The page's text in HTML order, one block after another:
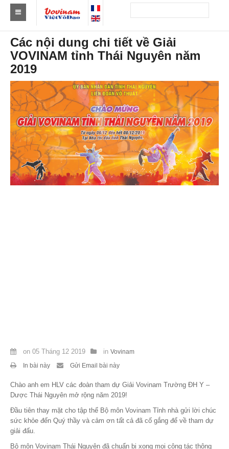
Tìm Clb Vovinam
Châu Á
Châu Mỹ
Châu Phi
Châu Úc
Tin tức
Sự kiện
Khám Phá
Các nội dung chi tiết về Giải
VOVINAM tỉnh Thái Nguyên năm
2019
on 05 Tháng 12 2019 in Vovinam
In bài này
Gửi Email bài này
Chào anh em HLV các đoàn tham dự Giải Vovinam Trường ĐH Y –
Dược Thái Nguyên mở rộng năm 2019!
Đầu tiên thay mặt cho tập thể Bộ môn Vovinam Tỉnh nhà gửi lời chúc
sức khỏe đến Quý thầy và cảm ơn tất cả đã cố gắng để về tham dự
giải đấu.
Bộ môn Vovinam Thái Nguyên đã chuẩn bị xong mọi công tác thông